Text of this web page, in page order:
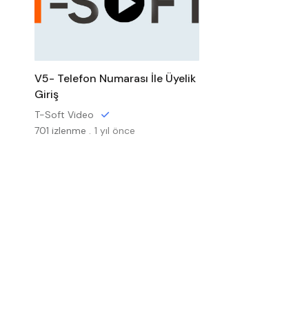
V5- Telefon Numarası İle Üyelik
Giriş
T-Soft Video
701 izlenme . 1 yıl önce